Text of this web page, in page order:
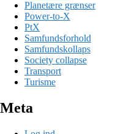
Planetære grænser
Power-to-X
PtX
Samfundsforhold
Samfundskollaps
Society collapse
Transport
Turisme
Meta